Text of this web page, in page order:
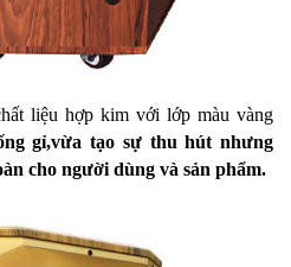
liệu hợp kim với lớp màu vàng
gỉ,vừa tạo sự thu hút nhưng
cho người dùng và sản phẩm.